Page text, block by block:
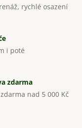
rychlé osazení
i poté
zdarma
nad 5 000 Kč